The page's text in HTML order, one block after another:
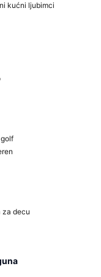
kućni ljubimci
za decu